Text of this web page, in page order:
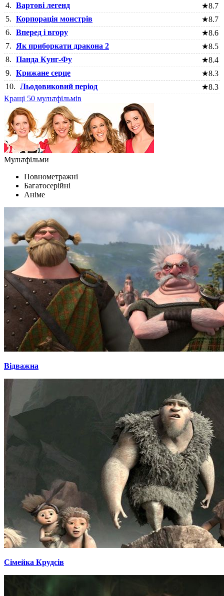
4. Вартові легенд ★8.7
5. Корпорація монстрів ★8.7
6. Вперед і вгору ★8.6
7.
Як приборкати дракона 2 ★8.5
8. Панда Кунг-Фу ★8.4
9. Крижане серце ★8.3
10. Льодовиковий період ★8.3
Кращі 50 мультфільмів
Мультфільми
Повнометражні
Багатосерійні
Аніме
Відважна
Сімейка Крудсів